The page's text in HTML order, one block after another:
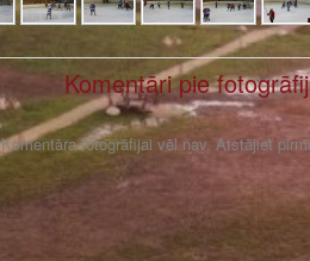
Komentāri pie
Komentāra fotogrāfijai vēl nav. Atstājiet